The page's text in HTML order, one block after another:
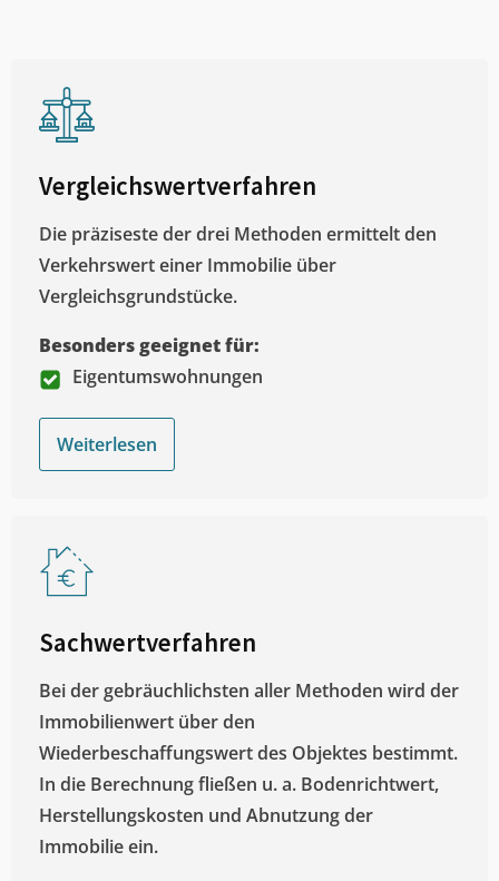
Vergleichswertverfahren
Die präziseste der drei Methoden ermittelt den
Verkehrswert einer Immobilie über
Vergleichsgrundstücke.
Besonders geeignet für:
Eigentumswohnungen
Weiterlesen
Sachwertverfahren
Bei der gebräuchlichsten aller Methoden wird der
Immobilienwert über den
Wiederbeschaffungswert des Objektes bestimmt.
In die Berechnung fließen u. a. Bodenrichtwert,
Herstellungskosten und Abnutzung der
Immobilie ein.